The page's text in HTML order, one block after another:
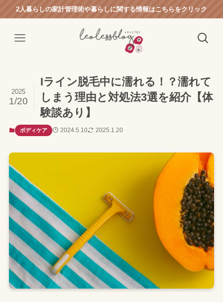
2人暮らしの家計管理術や暮らしに関する情報はこちらをクリック
Iライン脱毛中に濡れる！？濡れて
しまう理由と対処法3選を紹介【体
験談あり】
2025
1/20
ボディケア 2024.5.10 2025.1.20